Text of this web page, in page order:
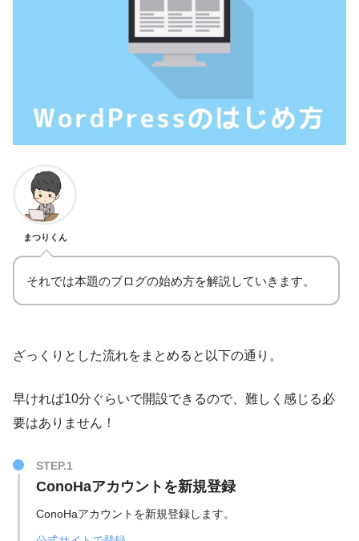
まつりくん
それでは本題のブログの始め方を解説していきます。
ざっくりとした流れをまとめると以下の通り。
早ければ10分ぐらいで開設できるので、難しく感じる必
要はありません！
STEP.1
ConoHaアカウントを新規登録
ConoHaアカウントを新規登録します。